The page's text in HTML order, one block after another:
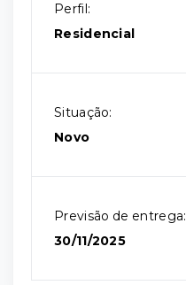
Perfil:
Residencial
Situação:
Novo
Previsão de entrega:
30/11/2025